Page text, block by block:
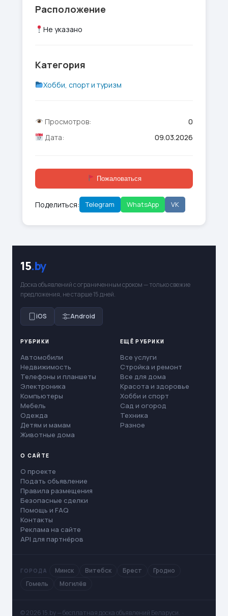
Расположение
Не указано
Категория
Хобби, спорт и туризм
Просмотров:
0
Дата:
09.03.2026
Пожаловаться
Поделиться: Telegram WhatsApp VK
15.by
Доска объявлений с ограниченным сроком — только свежие
предложения, не старше 15 дней.
iOS Android
РУБРИКИ
Автомобили
Недвижимость
Телефоны и планшеты
Электроника
Компьютеры
Мебель
Одежда
Детям и мамам
Животные дома
ЕЩЁ РУБРИКИ
Все услуги
Стройка и ремонт
Все для дома
Красота и здоровье
Хобби и спорт
Сад и огород
Техника
Разное
О САЙТЕ
О проекте
Подать объявление
Правила размещения
Безопасные сделки
Помощь и FAQ
Контакты
Реклама на сайте
API для партнёров
ГОРОДА Минск Витебск Брест
Гродно
Гомель
Могилёв
© 2026 15.by — бесплатная доска объявлений Беларуси. ·